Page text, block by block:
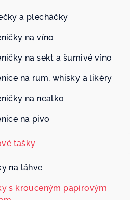
a plecháčky
na víno
na sekt a šumivé víno
na rum, whisky a likéry
na nealko
na pivo
tašky
na láhve
s krouceným papírovým